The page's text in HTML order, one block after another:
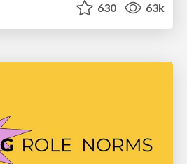
630 63k